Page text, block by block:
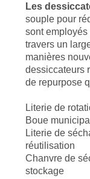
CAS
SITE
Les
souple pour
sont
travers un
manières
dessiccateurs
de repurpose
Literie de
Boue
Literie de
réutilisation
Chanvre de
stockage